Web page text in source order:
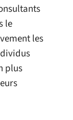
le
les
plus